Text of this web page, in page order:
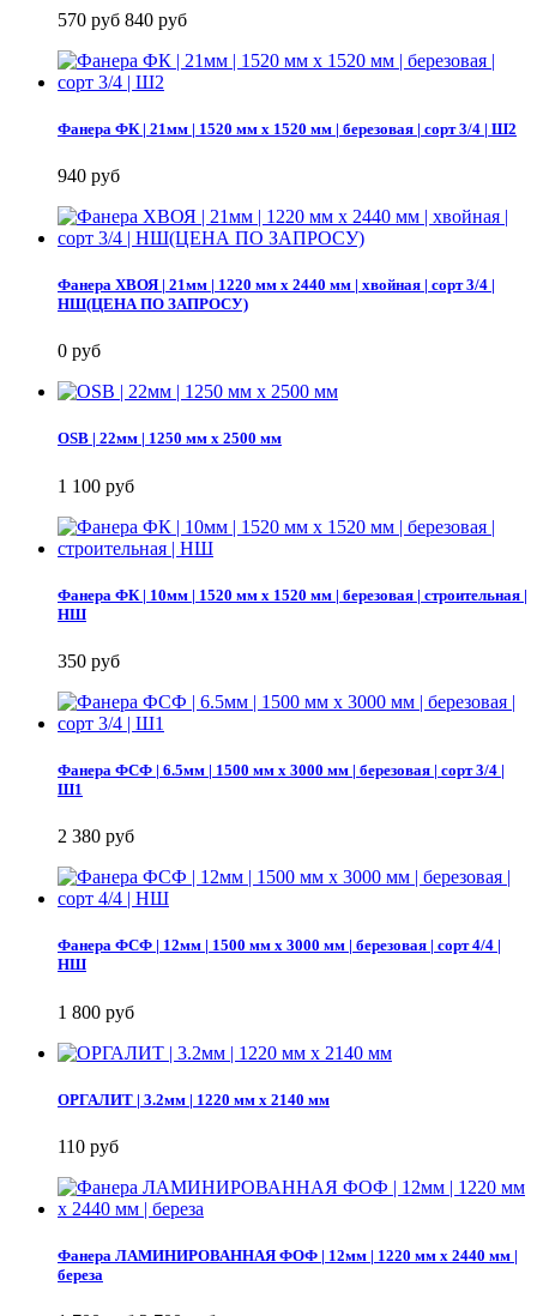
570 руб 840 руб
Фанера ФК | 21мм | 1520 мм х 1520 мм | березовая | сорт 3/4 | Ш2
940 руб
Фанера ХВОЯ | 21мм | 1220 мм х 2440 мм | хвойная | сорт 3/4 |
НШ(ЦЕНА ПО ЗАПРОСУ)
0 руб
OSB | 22мм | 1250 мм х 2500 мм
1 100 руб
Фанера ФК | 10мм | 1520 мм х 1520 мм | березовая | строительная |
НШ
350 руб
Фанера ФСФ | 6.5мм | 1500 мм х 3000 мм | березовая | сорт 3/4 |
Ш1
2 380 руб
Фанера ФСФ | 12мм | 1500 мм х 3000 мм | березовая | сорт 4/4 |
НШ
1 800 руб
ОРГАЛИТ | 3.2мм | 1220 мм х 2140 мм
110 руб
Фанера ЛАМИНИРОВАННАЯ ФОФ | 12мм | 1220 мм х 2440 мм |
береза